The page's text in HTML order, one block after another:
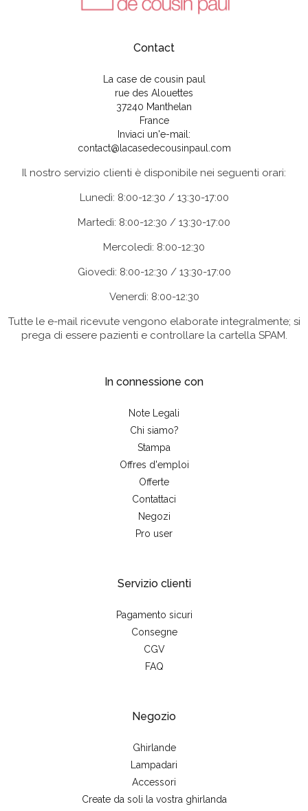
Contact
La case de cousin paul
rue des Alouettes
37240 Manthelan
France
Inviaci un'e-mail:
contact@lacasedecousinpaul.com
Il nostro servizio clienti è disponibile nei seguenti orari:
Lunedì: 8:00-12:30 / 13:30-17:00
Martedì: 8:00-12:30 / 13:30-17:00
Mercoledì: 8:00-12:30
Giovedì: 8:00-12:30 / 13:30-17:00
Venerdì: 8:00-12:30
Tutte le e-mail ricevute vengono elaborate integralmente; si
prega di essere pazienti e controllare la cartella SPAM.
In connessione con
Note Legali
Chi siamo?
Stampa
Offres d'emploi
Offerte
Contattaci
Negozi
Pro user
Servizio clienti
Pagamento sicuri
Consegne
CGV
FAQ
Negozio
Ghirlande
Lampadari
Accessori
Create da soli la vostra ghirlanda